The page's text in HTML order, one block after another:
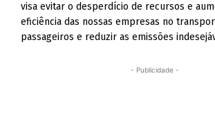
visa evitar o desperdício de recursos e
eficiência das nossas empresas no
passageiros e reduzir as emissões
- Publicidade -